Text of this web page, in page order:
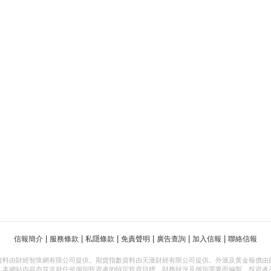
信報簡介 服務條款 私隱條款 免責聲明 廣告查詢 加入信報 聯絡信報
料由財經智珠網有限公司提供。期貨指數資料由天滙財經有限公司提供。外滙及黃金報價由
網站內容亦並非就任何個別投資者的特定投資目標、財務狀況及個別需要而編製。投資